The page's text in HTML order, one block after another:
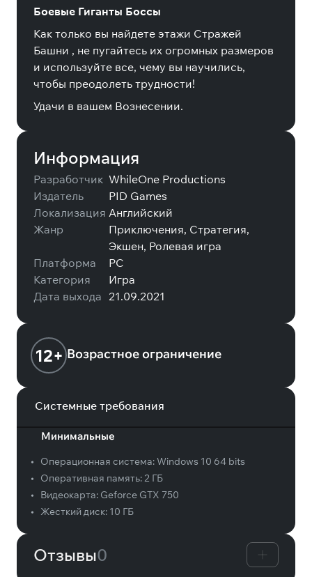
Боевые Гиганты Боссы
Как только вы найдете этажи Стражей
Башни , не пугайтесь их огромных размеров
и используйте все, чему вы научились,
чтобы преодолеть трудности!
Удачи в вашем Вознесении.
Информация
Разработчик WhileOne Productions
Издатель
PID Games
Локализация Английский
Жанр
Приключения, Стратегия,
Экшен, Ролевая игра
Платформа
PC
Категория
Игра
Дата выхода 21.09.2021
12+ Возрастное ограничение
Системные требования
Минимальные
• Операционная система:Windows 10 64 bits
•
Оперативная память:2 ГБ
•
Видеокарта: Geforce GTX 750
•
Жесткий диск: 10 ГБ
Отзывы0